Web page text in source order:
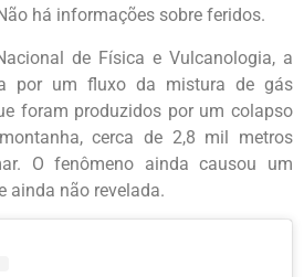
há informações sobre feridos.
de Física e Vulcanologia, a
por um fluxo da mistura de gás
foram produzidos por um colapso
cerca de 2,8 mil metros
O fenômeno ainda causou um
ainda não revelada.